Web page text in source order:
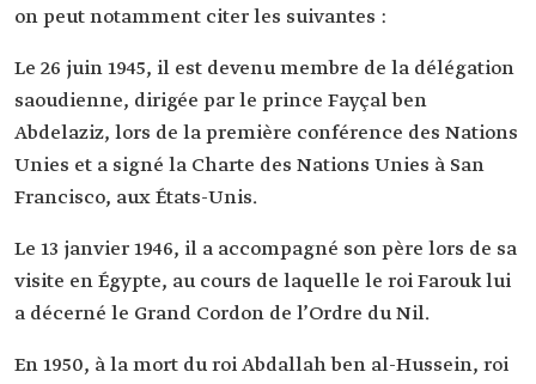
on peut notamment citer les suivantes :
Le 26 juin 1945, il est devenu membre de la délégation
saoudienne, dirigée par le prince Fayçal ben
Abdelaziz, lors de la première conférence des Nations
Unies et a signé la Charte des Nations Unies à San
Francisco, aux États-Unis.
Le 13 janvier 1946, il a accompagné son père lors de sa
visite en Égypte, au cours de laquelle le roi Farouk lui
a décerné le Grand Cordon de l’Ordre du Nil.
En 1950, à la mort du roi Abdallah ben al-Hussein, roi